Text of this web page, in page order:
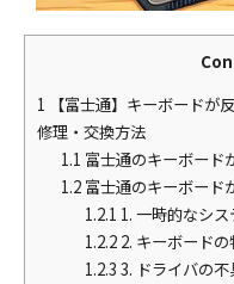
1 【富士通】キーボードが
修理・交換方法
1.1 富士通のキーボード
1.2富士通のキーボード
1.2.1 1. 一時的なシ
1.2.22. キーボードの
1.2.3 3. ドライバの不